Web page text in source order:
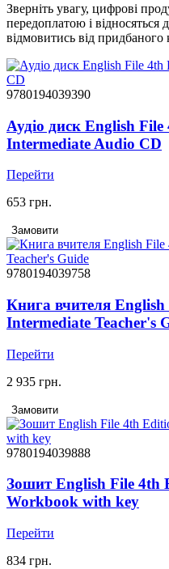
Зверніть увагу, цифрові
передоплатою і відносяться
відмовитись від
9780194039390
Аудіо диск English
Intermediate Audio CD
Перейти
653 грн.
Замовити
9780194039758
Книга вчителя
Intermediate Teacher's
Перейти
2 935 грн.
Замовити
9780194039888
Зошит English File 4th
Workbook with key
Перейти
834 грн.